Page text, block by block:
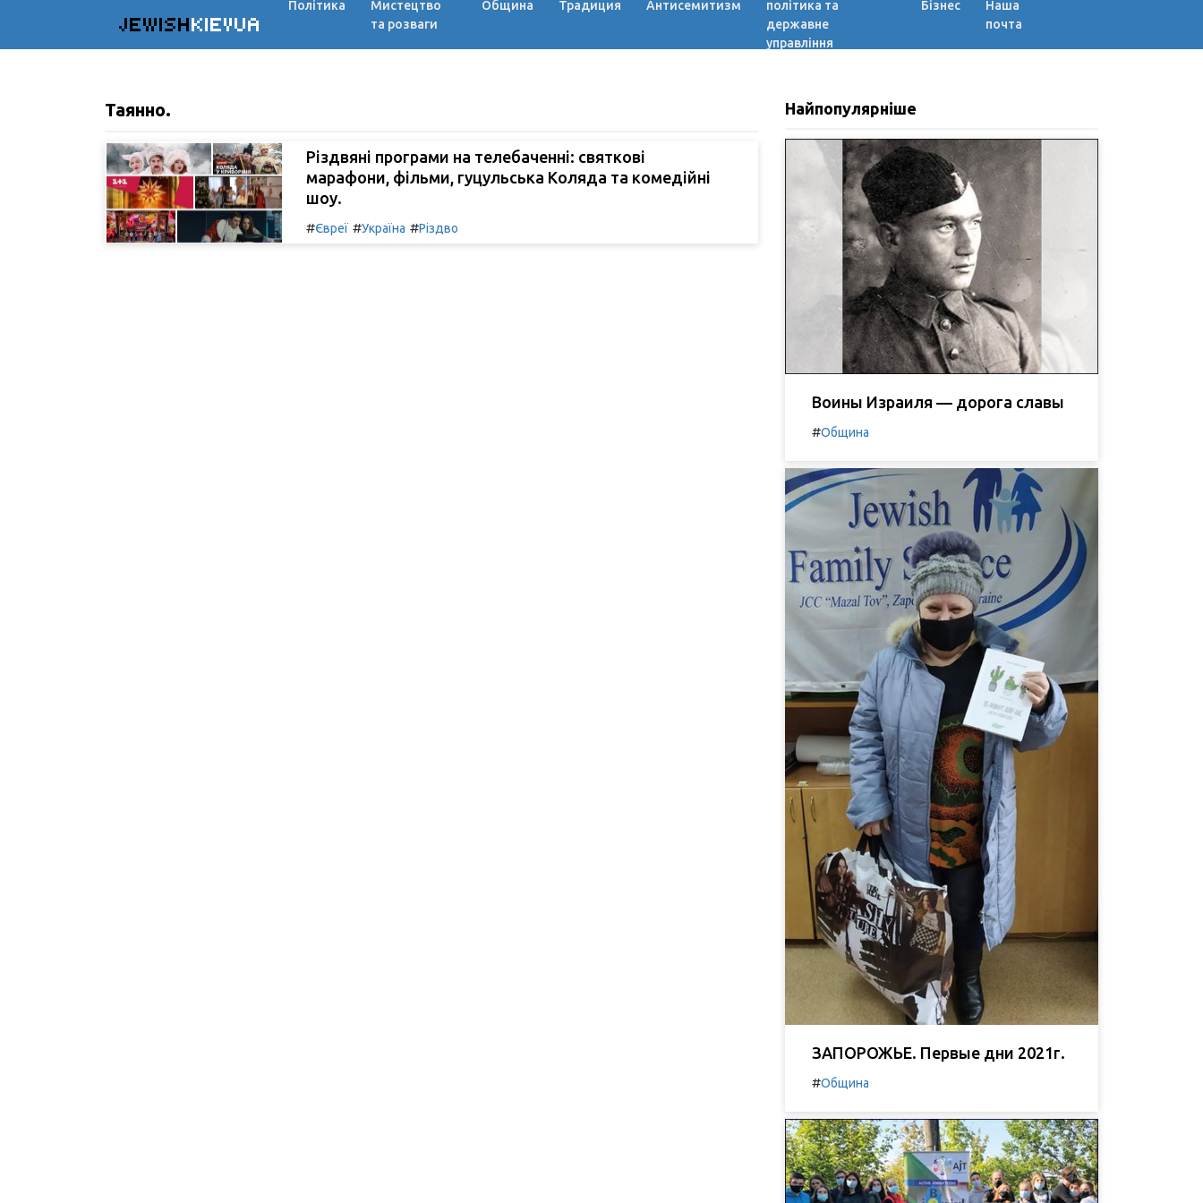
JEWISHKIEVUA
Політика
Мистецтво
та розваги
Община Традиция Антисемитизм
політика та
державне
управління
Бізнес
Наша
почта
Таянно.
Різдвяні програми на телебаченні: святкові
марафони, фільми, гуцульська Коляда та комедійні
шоу.
#Євреї #Україна #Різдво
Найпопулярніше
Воины Израиля — дорога славы
#Община
ЗАПОРОЖЬЕ. Первые дни 2021г.
#Община